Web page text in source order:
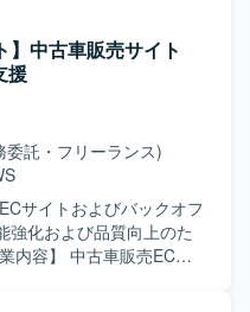
ご担当いただきます。既
ベンチマークを重視しな
うパフォーマンスを意
また、週1回のミーティ
それに基づいて実装・
理解し、フロントエン
した開発に主体的に取り
す。既存システムのブラ
フォーマンスを意識した
内のミーティングでの優
】中古車販売サイト
援
委託・フリーランス)
サイトおよびバックオフ
強化および品質向上のた